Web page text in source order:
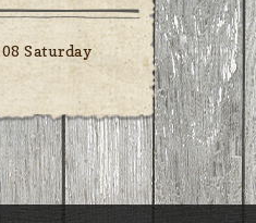
Saturday